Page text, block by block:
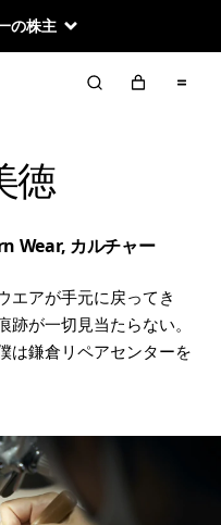
の株主
徳
Wear, カルチャー
エアが手元に戻ってき
が一切見当たらない。
鎌倉リペアセンターを